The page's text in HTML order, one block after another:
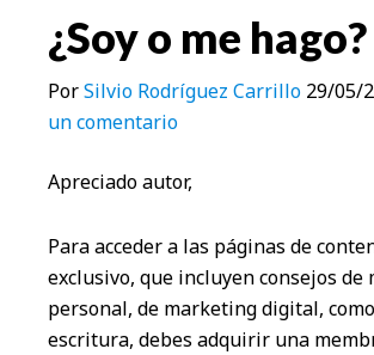
¿Soy o me hago?
PorSilvio Rodríguez Carrillo 29/05/
un comentario
Apreciado autor,
Para acceder a las páginas de
exclusivo, que incluyen consejos de
personal, de marketing digital,
escritura, debes adquirir una